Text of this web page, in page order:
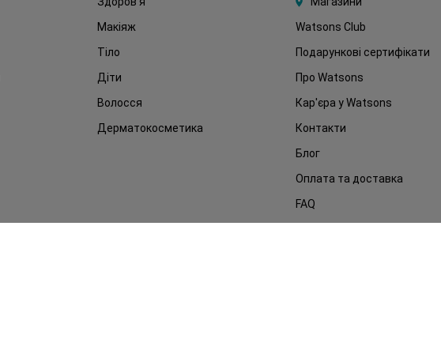
Макіяж
Тіло
Діти
Волосся
Дерматокосметика
Watsons Club
Подарункові сертифікати
Про Watsons
Кар'єра у Watsons
Контакти
Блог
Оплата та доставка
FAQ